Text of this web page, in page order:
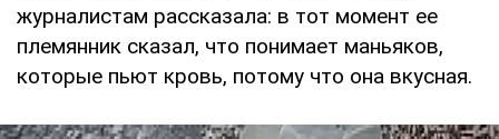
журналистам рассказала: в тот момент ее
племянник сказал, что понимает маньяков,
которые пьют кровь, потому что она вкусная.